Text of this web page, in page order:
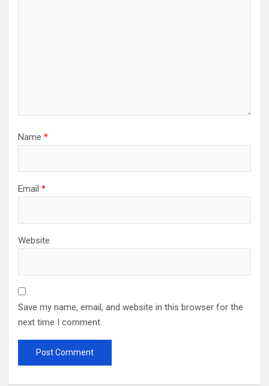
Name *
Email *
Website
Save my name, email, and website in this browser for the
next time I comment.